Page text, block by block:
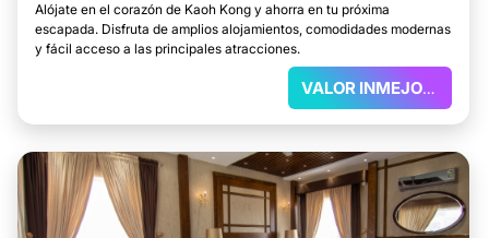
Alójate en el corazón de Kaoh Kong y ahorra en tu próxima
escapada. Disfruta de amplios alojamientos, comodidades modernas
y fácil acceso a las principales atracciones.
VALOR INMEJORABLE